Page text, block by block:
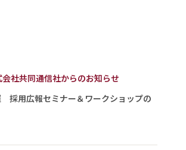
会社共同通信社からのお知らせ
採用広報セミナー＆ワークショップの